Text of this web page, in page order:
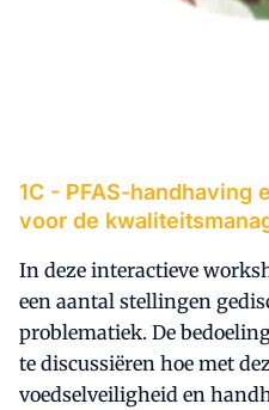
1C - PFAS-handhaving
voor de
In deze interactieve
een aantal stellingen
problematiek. De
te discussiëren hoe met
voedselveiligheid en